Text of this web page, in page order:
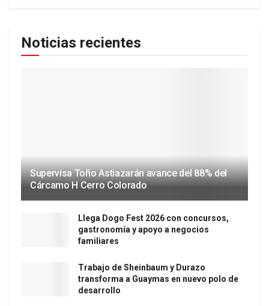
Noticias recientes
Supervisa Toño Astiazarán avance del 88% del
Cárcamo H Cerro Colorado
Llega Dogo Fest 2026 con concursos,
gastronomía y apoyo a negocios
familiares
Trabajo de Sheinbaum y Durazo
transforma a Guaymas en nuevo polo de
desarrollo